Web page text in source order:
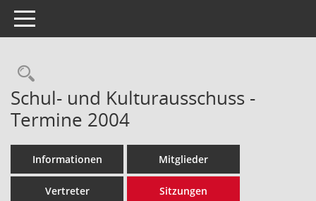
Toggle navigation
Rechercheauswahl
Schul- und Kulturausschuss -
Termine 2004
Informationen Mitglieder
Vertreter Sitzungen